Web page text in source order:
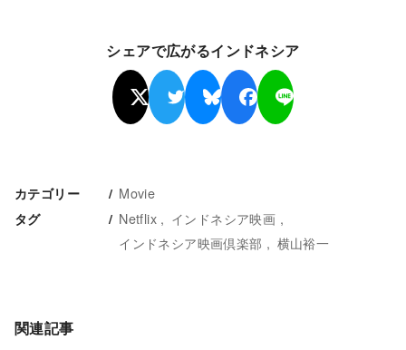
シェアで広がるインドネシア
カテゴリー Movie
タグ Netflix
インドネシア映画
インドネシア映画倶楽部
横山裕一
関連記事